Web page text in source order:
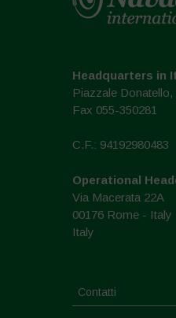
Headquarters in
Piazzale
Fax 055-350281
C.F.: 94192980483
Operational
Via Macerata 22A
00176 Rome - Italy
Italy
Contatti